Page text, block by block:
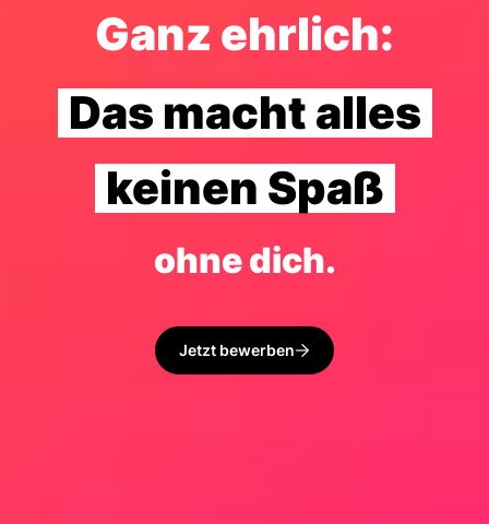
Ganz ehrlich:
Das macht alles
keinen Spaß
ohne dich.
Jetzt bewerben